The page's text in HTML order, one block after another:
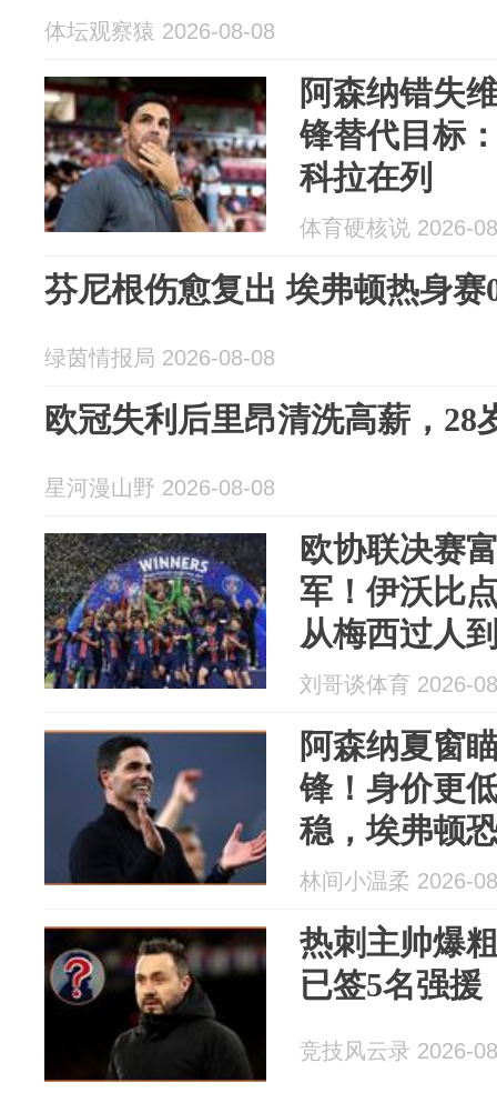
体坛观察猿 2026-08-08
阿森纳错失
锋替代目标
科拉在列
体育硬核说 2026-
芬尼根伤愈复出 埃弗顿热身赛
绿茵情报局 2026-08-08
欧冠失利后里昂清洗高薪，28
星河漫山野 2026-08-08
欧协联决赛
军！伊沃比
从梅西过人
刘哥谈体育 2026-
阿森纳夏窗
锋！身价更
稳，埃弗顿
林间小温柔 2026-
热刺主帅爆
已签5名强援
竞技风云录 2026-